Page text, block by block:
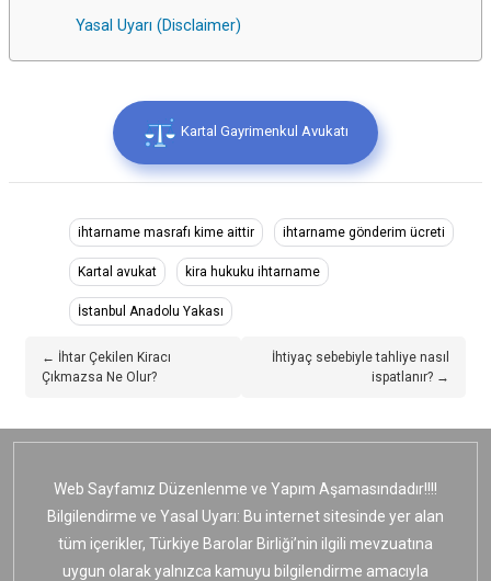
Yasal Uyarı (Disclaimer)
Kartal Gayrimenkul Avukatı
ihtarname masrafı kime aittir ihtarname gönderim ücreti
Kartal avukat kira hukuku ihtarname
İstanbul Anadolu Yakası
← İhtar Çekilen Kiracı
Çıkmazsa Ne Olur?
İhtiyaç sebebiyle tahliye nasıl
ispatlanır? →
Web Sayfamız Düzenlenme ve Yapım Aşamasındadır!!!!
Bilgilendirme ve Yasal Uyarı: Bu internet sitesinde yer alan
tüm içerikler, Türkiye Barolar Birliği’nin ilgili mevzuatına
uygun olarak yalnızca kamuyu bilgilendirme amacıyla